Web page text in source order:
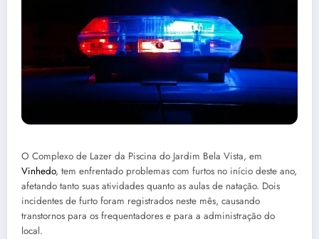
O Complexo de Lazer da Piscina do Jardim Bela Vista, em
Vinhedo, tem enfrentado problemas com furtos no início deste ano,
afetando tanto suas atividades quanto as aulas de natação. Dois
incidentes de furto foram registrados neste mês, causando
transtornos para os frequentadores e para a administração do
local.